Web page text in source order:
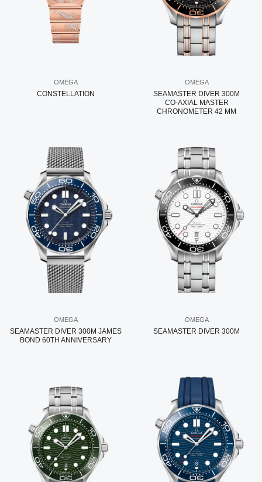
OMEGA
CONSTELLATION
OMEGA
SEAMASTER DIVER 300M
CO‑AXIAL MASTER
CHRONOMETER 42 MM
OMEGA
SEAMASTER DIVER 300M JAMES
BOND 60TH ANNIVERSARY
OMEGA
SEAMASTER DIVER 300M